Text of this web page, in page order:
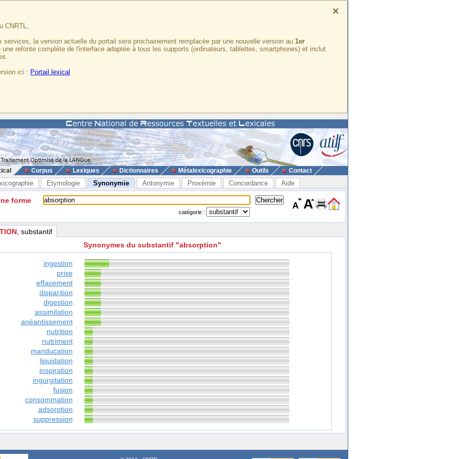
×
CNRTL,
la version actuelle du portail sera prochainement remplacée par une nouvelle version au 1er
une refonte complète de l'interface adaptée à tous les supports (ordinateurs, tablettes, smartphones) et inclut
ici : Portail lexical
Corpus Lexiques Dictionnaires Métalexicographie Outils Contact
Etymologie Synonymie Antonymie Proxémie Concordance Aide
forme
catégorie :
, substantif
Synonymes du substantif "absorption"
ingestion
prise
effacement
disparition
digestion
assimilation
anéantissement
nutrition
nutriment
manducation
liquidation
inspiration
ingurgitation
fusion
consommation
adsorption
suppression